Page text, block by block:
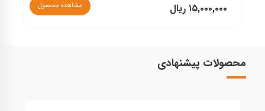
۱۵,۰۰۰,۰۰۰ ریال مشاهده محصول
محصولات پیشنهادی